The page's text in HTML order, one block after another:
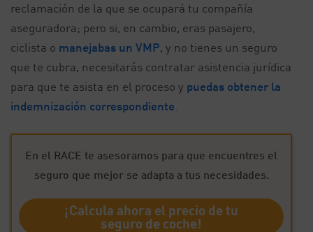
reclamación de la que se ocupará tu compañía
aseguradora; pero si, en cambio, eras pasajero,
ciclista o manejabas un VMP, y no tienes un seguro
que te cubra, necesitarás contratar asistencia jurídica
para que te asista en el proceso y puedas obtener la
indemnización correspondiente
En el RACE te asesoramos para que encuentres el
seguro que mejor se adapta a tus necesidades.
¡Calcula ahora el precio de tu
seguro de coche!